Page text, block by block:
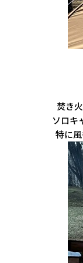
焚き
ソロキ
特に